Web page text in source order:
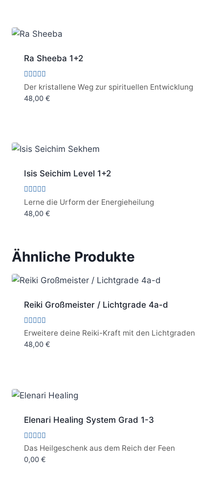
Ra Sheeba 1+2
Bewertet
mit
5.00
Der kristallene Weg zur spirituellen Entwicklung
48,00 €
Isis Seichim Level 1+2
Bewertet
mit
5.00
von 5
Lerne die Urform der Energieheilung
48,00 €
Ähnliche Produkte
Reiki Großmeister / Lichtgrade 4a-d
Bewertet
mit
5.00
Erweitere deine Reiki-Kraft mit den Lichtgraden
48,00 €
Elenari Healing System Grad 1-3
Bewertet
mit
4.95
Das Heilgeschenk aus dem Reich der Feen
0,00 €